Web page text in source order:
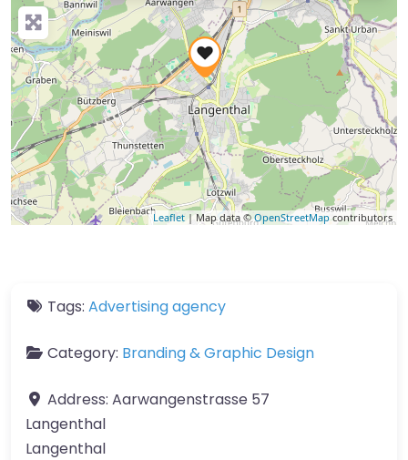
Leaflet | Map data ©OpenStreetMapcontributors
Tags: Advertising agency
Category: Branding & Graphic Design
Address: Aarwangenstrasse 57
Langenthal
Langenthal